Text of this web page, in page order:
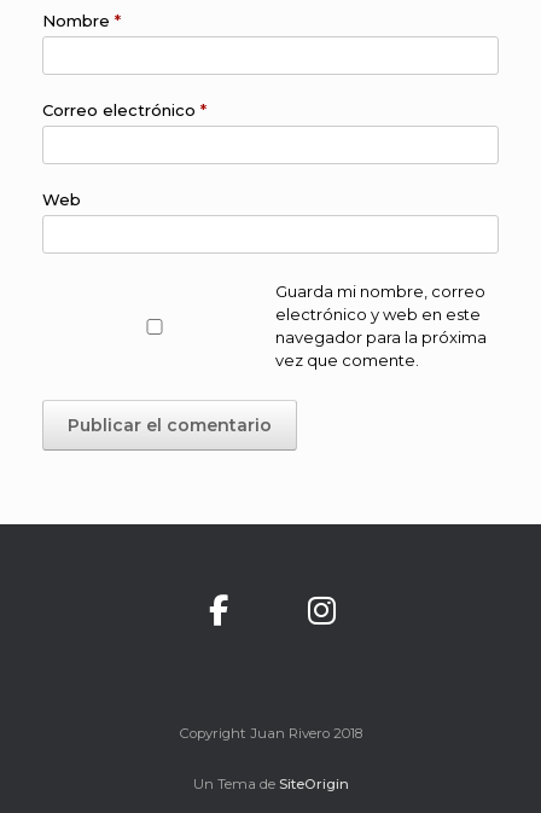
Nombre *
Correo electrónico *
Web
Guarda mi nombre, correo
electrónico y web en este
navegador para la próxima
vez que comente.
Copyright Juan Rivero 2018
Un Tema de SiteOrigin